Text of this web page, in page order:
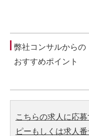
弊社コンサルからの
おすすめポイント
こちらの求人に応
ピーもしくは求人